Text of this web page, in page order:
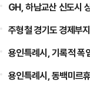
GH, 하남교산 신도시
주형철 경기도 경제부
용인특례시, 기록적 폭
용인특례시, 동백미르